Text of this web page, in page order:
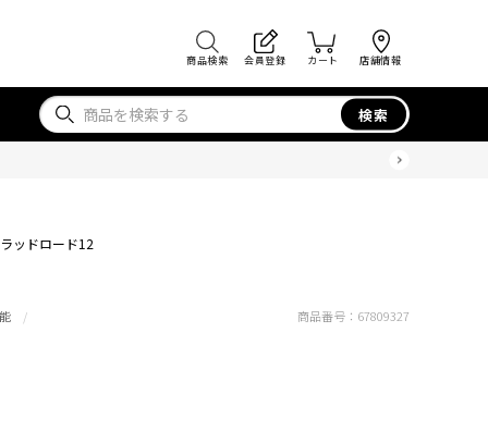
商品検索 会員登録 カート 店舗情報
検索
ッドロード12
商品番号： 67809327